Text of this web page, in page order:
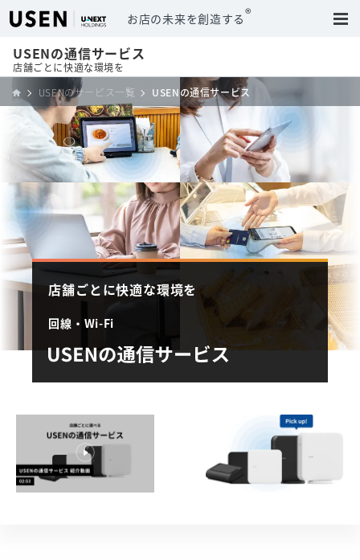
お店の未来を創造する®
USENの通信サービス
店舗ごとに快適な環境を
USENのサービス一覧
USENの通信サービス
店舗ごとに快適な環境を
回線・Wi-Fi